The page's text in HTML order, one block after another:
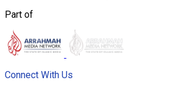
Part of
Connect With Us